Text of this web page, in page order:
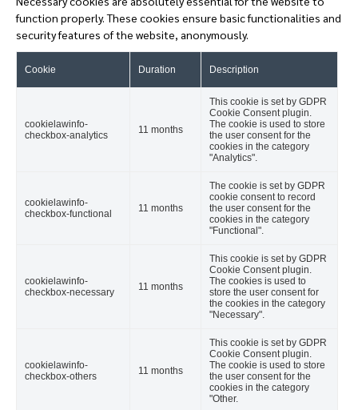
function properly. These cookies ensure basic functionalities and
security features of the website, anonymously.
Cookie Duration Description
cookielawinfo-
checkbox-analytics
11 months
This cookie is set by GDPR
Cookie Consent plugin.
The cookie is used to store
the user consent for the
cookies in the category
"Analytics".
cookielawinfo-
checkbox-functional
11 months
The cookie is set by GDPR
cookie consent to record
the user consent for the
cookies in the category
"Functional".
cookielawinfo-
checkbox-necessary
11 months
This cookie is set by GDPR
Cookie Consent plugin.
The cookies is used to
store the user consent for
the cookies in the category
"Necessary".
cookielawinfo-
checkbox-others
11 months
This cookie is set by GDPR
Cookie Consent plugin.
The cookie is used to store
the user consent for the
cookies in the category
"Other.